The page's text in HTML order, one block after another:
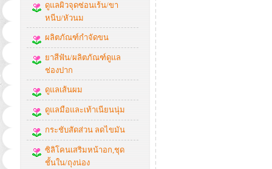
ดูแลผิวจุดซ่อนเร้น/ขา
หนีบ/หัวนม
ผลิตภัณฑ์กำจัดขน
ยาสีฟัน/ผลิตภัณฑ์ดูแล
ช่องปาก
ดูแลเส้นผม
ดูแลมือและเท้าเนียนนุ่ม
กระชับสัดส่วน ลดไขมัน
ซิลิโคนเสริมหน้าอก,ชุด
ชั้นใน/ถุงน่อง